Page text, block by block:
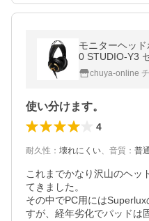
モニターヘッ
0 STUDIO-Y3
ヘッドホン 3年
ホンchuya-online
使い分けます。
4
耐久性 ： 壊れにくい、 音質 ： 普
これまでかなり沢山のヘッ
てきました。
その中でPC用には
すが、経年劣化でパッドは